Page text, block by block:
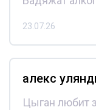
23.07.26
алекс
Цыган любит